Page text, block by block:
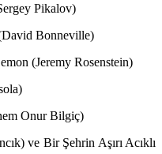
Pikalov)
Bonneville)
(Jeremy Rosenstein)
Onur Bilgiç)
ve Bir Şehrin Aşırı Acıklı